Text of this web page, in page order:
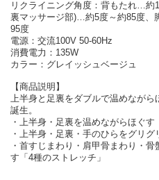
リクライニング角度：背もたれ…約
裏マッサージ部)…約5度～約85度
95度
電源：交流100V 50-60Hz
消費電力：135W
カラー：グレイッシュベージュ
【商品説明】
上半身と足裏をダブルで温めながら
誕生。
・上半身・足裏を温めながらほぐす
・上半身・足裏・手のひらをグリグ
・首すじまわり・肩甲骨まわり・
す「4種のストレッチ」